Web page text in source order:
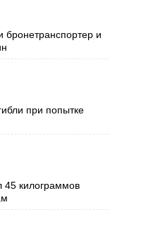
бронетранспортер и
при попытке
45 килограммов